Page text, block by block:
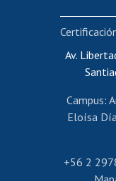
Av.
Campus:
Eloísa
+56 2